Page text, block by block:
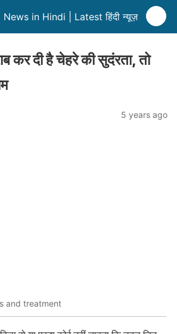
in Hindi | Latest हिंदी न्यूज़
कर दी है चेहरे की सुदंरता, तो
5 years ago
and treatment